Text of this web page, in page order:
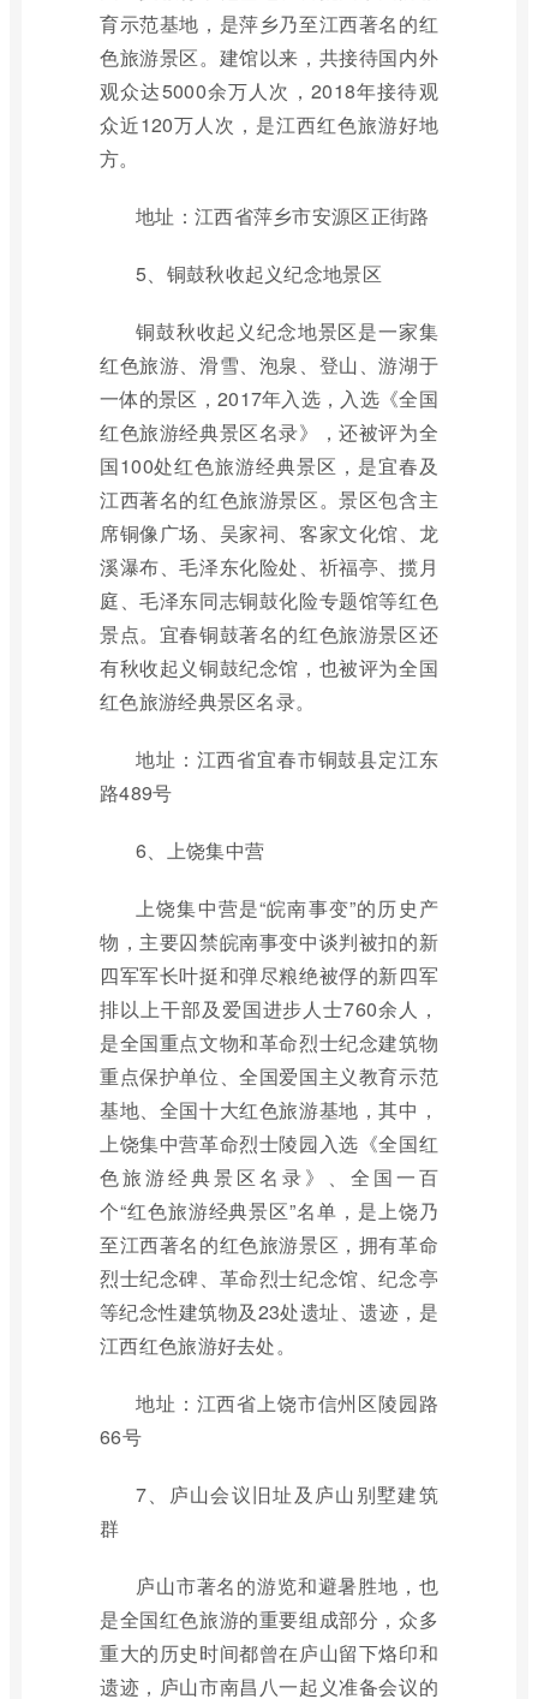
育示范基地，是萍乡乃至江西著名的红
色旅游景区。建馆以来，共接待国内外
观众达5000余万人次，2018年接待观
众近120万人次，是江西红色旅游好地
方。
地址：江西省萍乡市安源区正街路
5、铜鼓秋收起义纪念地景区
铜鼓秋收起义纪念地景区是一家集
红色旅游、滑雪、泡泉、登山、游湖于
一体的景区，2017年入选，入选《全国
红色旅游经典景区名录》，还被评为全
国100处红色旅游经典景区，是宜春及
江西著名的红色旅游景区。景区包含主
席铜像广场、吴家祠、客家文化馆、龙
溪瀑布、毛泽东化险处、祈福亭、揽月
庭、毛泽东同志铜鼓化险专题馆等红色
景点。宜春铜鼓著名的红色旅游景区还
有秋收起义铜鼓纪念馆，也被评为全国
红色旅游经典景区名录。
地址：江西省宜春市铜鼓县定江东
路489号
6、上饶集中营
上饶集中营是“皖南事变”的历史产
物，主要囚禁皖南事变中谈判被扣的新
四军军长叶挺和弹尽粮绝被俘的新四军
排以上干部及爱国进步人士760余人，
是全国重点文物和革命烈士纪念建筑物
重点保护单位、全国爱国主义教育示范
基地、全国十大红色旅游基地，其中，
上饶集中营革命烈士陵园入选《全国红
色旅游经典景区名录》、全国一百
个“红色旅游经典景区”名单，是上饶乃
至江西著名的红色旅游景区，拥有革命
烈士纪念碑、革命烈士纪念馆、纪念亭
等纪念性建筑物及23处遗址、遗迹，是
江西红色旅游好去处。
地址：江西省上饶市信州区陵园路
66号
7、庐山会议旧址及庐山别墅建筑
群
庐山市著名的游览和避暑胜地，也
是全国红色旅游的重要组成部分，众多
重大的历史时间都曾在庐山留下烙印和
遗迹，庐山市南昌八一起义准备会议的